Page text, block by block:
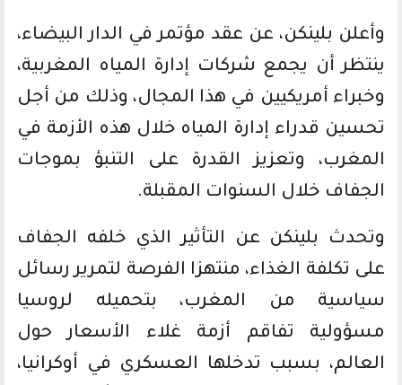
وأعلن بلينكن، عن عقد مؤتمر في الدار البيضاء،
ينتظر أن يجمع شركات إدارة المياه المغربية،
وخبراء أمريكيين في هذا المجال، وذلك من أجل
تحسين قدراء إدارة المياه خلال هذه الأزمة في
المغرب، وتعزيز القدرة على التنبؤ بموجات
الجفاف خلال السنوات المقبلة.
وتحدث بلينكن عن التأثير الذي خلفه الجفاف
على تكلفة الغذاء، منتهزا الفرصة لتمرير رسائل
سياسية من المغرب، بتحميله لروسيا
مسؤولية تفاقم أزمة غلاء الأسعار حول
العالم، بسبب تدخلها العسكري في أوكرانيا،